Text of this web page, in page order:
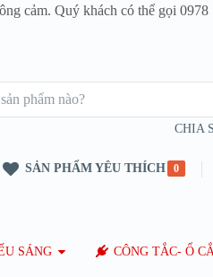
cảm. Quý khách có thể gọi
CHIA
SẢN PHẨM YÊU THÍCH 0
SÁNG CÔNG TẮC- Ổ